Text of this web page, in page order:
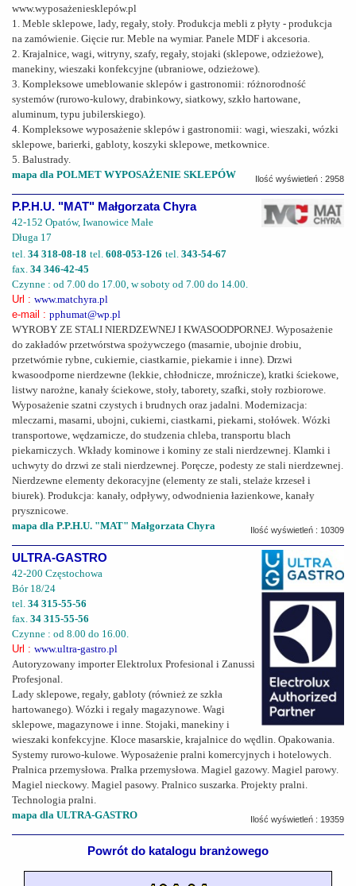
www.wyposażeniesklepów.pl
1. Meble sklepowe, lady, regały, stoły. Produkcja mebli z płyty - produkcja
na zamówienie. Gięcie rur. Meble na wymiar. Panele MDF i akcesoria.
2. Krajalnice, wagi, witryny, szafy, regały, stojaki (sklepowe, odzieżowe),
manekiny, wieszaki konfekcyjne (ubraniowe, odzieżowe).
3. Kompleksowe umeblowanie sklepów i gastronomii: różnorodność
systemów (rurowo-kulowy, drabinkowy, siatkowy, szkło hartowane,
aluminum, typu jubilerskiego).
4. Kompleksowe wyposażenie sklepów i gastronomii: wagi, wieszaki, wózki
sklepowe, barierki, gabloty, koszyki sklepowe, metkownice.
5. Balustrady.
mapa dla POLMET WYPOSAŻENIE SKLEPÓW
Ilość wyświetleń : 2958
P.P.H.U. "MAT" Małgorzata Chyra
42-152 Opatów, Iwanowice Małe
Długa 17
tel. 34 318-08-18 tel. 608-053-126 tel. 343-54-67
fax. 34 346-42-45
Czynne : od 7.00 do 17.00, w soboty od 7.00 do 14.00.
Url : www.matchyra.pl
e-mail : pphumat@wp.pl
WYROBY ZE STALI NIERDZEWNEJ I KWASOODPORNEJ. Wyposażenie
do zakładów przetwórstwa spożywczego (masarnie, ubojnie drobiu,
przetwórnie rybne, cukiernie, ciastkarnie, piekarnie i inne). Drzwi
kwasoodporne nierdzewne (lekkie, chłodnicze, mroźnicze), kratki ściekowe,
listwy narożne, kanały ściekowe, stoły, taborety, szafki, stoły rozbiorowe.
Wyposażenie szatni czystych i brudnych oraz jadalni. Modernizacja:
mleczarni, masarni, ubojni, cukierni, ciastkarni, piekarni, stołówek. Wózki
transportowe, wędzarnicze, do studzenia chleba, transportu blach
piekarniczych. Wkłady kominowe i kominy ze stali nierdzewnej. Klamki i
uchwyty do drzwi ze stali nierdzewnej. Poręcze, podesty ze stali nierdzewnej.
Nierdzewne elementy dekoracyjne (elementy ze stali, stelaże krzeseł i
biurek). Produkcja: kanały, odpływy, odwodnienia łazienkowe, kanały
prysznicowe.
mapa dla P.P.H.U. "MAT" Małgorzata Chyra
Ilość wyświetleń : 10309
ULTRA-GASTRO
42-200 Częstochowa
Bór 18/24
tel. 34 315-55-56
fax. 34 315-55-56
Czynne : od 8.00 do 16.00.
Url : www.ultra-gastro.pl
Autoryzowany importer Elektrolux Profesional i Zanussi
Profesjonal.
Lady sklepowe, regały, gabloty (również ze szkła
hartowanego). Wózki i regały magazynowe. Wagi
sklepowe, magazynowe i inne. Stojaki, manekiny i
wieszaki konfekcyjne. Kloce masarskie, krajalnice do wędlin. Opakowania.
Systemy rurowo-kulowe. Wyposażenie pralni komercyjnych i hotelowych.
Pralnica przemysłowa. Pralka przemysłowa. Magiel gazowy. Magiel parowy.
Magiel nieckowy. Magiel pasowy. Pralnico suszarka. Projekty pralni.
Technologia pralni.
mapa dla ULTRA-GASTRO
Ilość wyświetleń : 19359
Powrót do katalogu branżowego